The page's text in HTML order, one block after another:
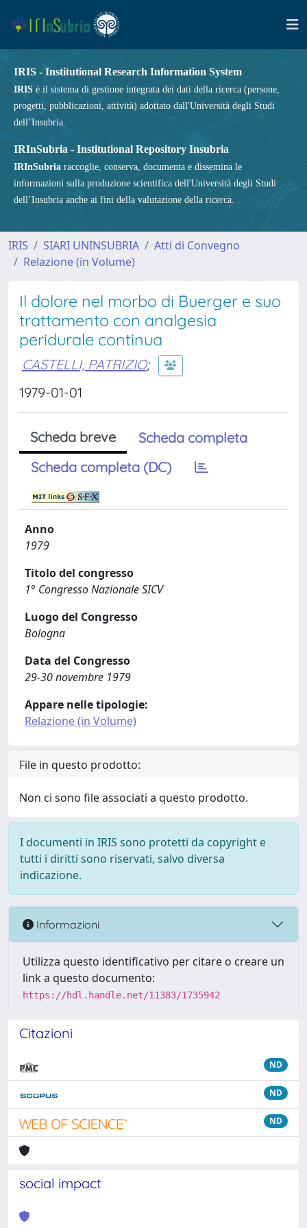
IRIS - Institutional Research Information System
IRIS è il sistema di gestione integrata dei dati della ricerca (persone,
progetti, pubblicazioni, attività) adottato dall'Università degli Studi
dell’Insubria.
IRInSubria - Institutional Repository Insubria
IRInSubria raccoglie, conserva, documenta e dissemina le
informazioni sulla produzione scientifica dell'Università degli Studi
dell’Insubria anche ai fini della valutazione della ricerca.
IRIS SIARI UNINSUBRIA
Atti di Convegno
Relazione (in Volume)
Il dolore nel morbo di Buerger e suo
trattamento con analgesia
peridurale continua
CASTELLI, PATRIZIO;
1979-01-01
Scheda breve
Scheda completa
Scheda completa (DC)
Anno
1979
Titolo del congresso
1° Congresso Nazionale SICV
Luogo del Congresso
Bologna
Data del Congresso
29-30 novembre 1979
Appare nelle tipologie:
Relazione (in Volume)
File in questo prodotto:
Non ci sono file associati a questo prodotto.
I documenti in IRIS sono protetti da copyright e
tutti i diritti sono riservati, salvo diversa
indicazione.
Informazioni
Utilizza questo identificativo per citare o creare un
link a questo documento:
https://hdl.handle.net/11383/1735942
Citazioni
ND
ND
ND
social impact